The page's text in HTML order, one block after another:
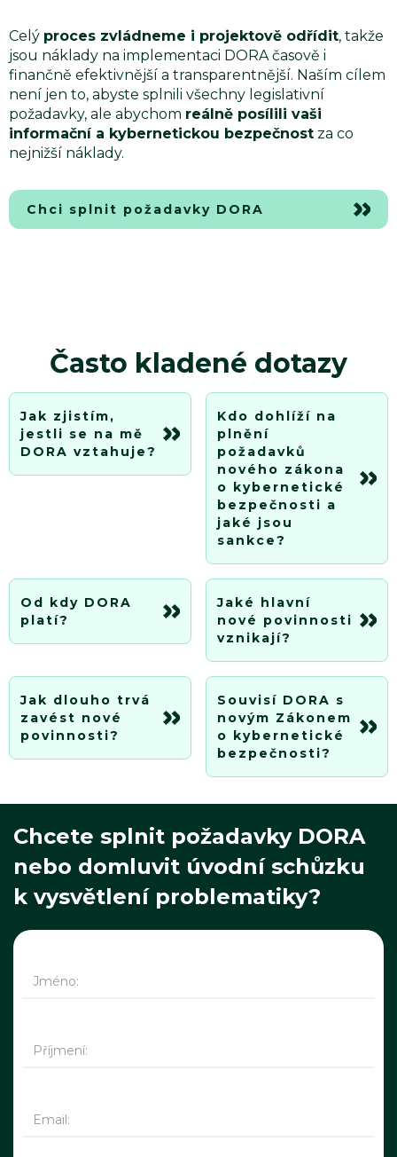
Celý proces zvládneme i projektově odřídit, takže
jsou náklady na implementaci DORA časově i
finančně efektivnější a transparentnější. Naším cílem
není jen to, abyste splnili všechny legislativní
požadavky, ale abychom reálně posílili vaši
informační a kybernetickou bezpečnost za co
nejnižší náklady.
Chci splnit požadavky DORA
Často kladené dotazy
Jak zjistím,
jestli se na mě
DORA vztahuje?
Kdo dohlíží na
plnění
požadavků
nového zákona
o kybernetické
bezpečnosti a
jaké jsou
sankce?
Od kdy DORA
platí?
Jaké hlavní
nové povinnosti
vznikají?
Jak dlouho trvá
zavést nové
povinnosti?
Souvisí DORA s
novým Zákonem
o kybernetické
bezpečnosti?
Chcete splnit požadavky DORA
nebo domluvit úvodní schůzku
k vysvětlení problematiky?